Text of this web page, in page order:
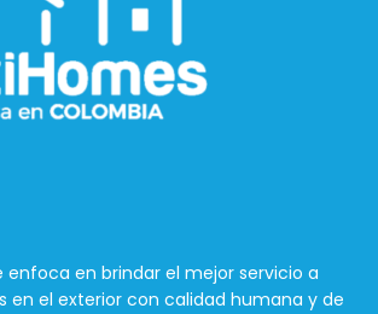
enfoca en brindar el mejor servicio a
en el exterior con calidad humana y de